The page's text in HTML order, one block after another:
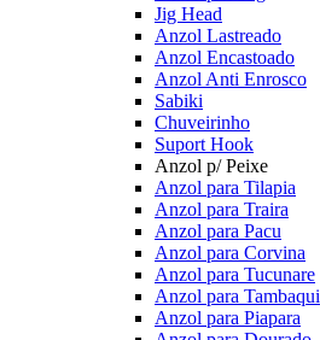
Jig Head
Anzol Lastreado
Anzol Encastoado
Anzol Anti Enrosco
Sabiki
Chuveirinho
Suport Hook
Anzol p/ Peixe
Anzol para Tilapia
Anzol para Traira
Anzol para Pacu
Anzol para Corvina
Anzol para Tucunare
Anzol para Tambaqui
Anzol para Piapara